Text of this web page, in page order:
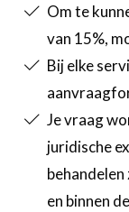
Om te
van 15%,
Bij elke
Je vraag
juridische
en binnen